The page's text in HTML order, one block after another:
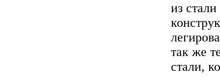
из
так же
стали,